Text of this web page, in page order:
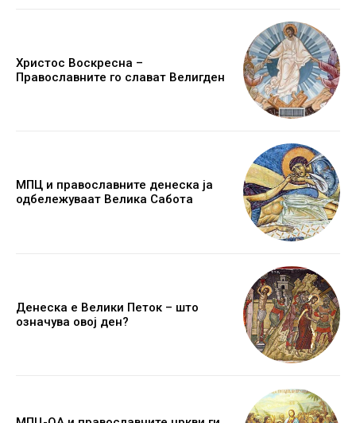
Христос Воскресна –
Православните го слават Велигден
МПЦ и православните денеска ја
одбележуваат Велика Сабота
Денеска е Велики Петок – што
означува овој ден?